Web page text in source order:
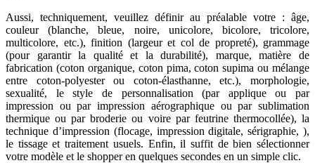
Aussi, techniquement, veuillez définir au préalable votre : âge,
couleur (blanche, bleue, noire, unicolore, bicolore, tricolore,
multicolore, etc.), finition (largeur et col de propreté), grammage
(pour garantir la qualité et la durabilité), marque, matière de
fabrication (coton organique, coton pima, coton supima ou mélange
entre coton-polyester ou coton-élasthanne, etc.), morphologie,
sexualité, le style de personnalisation (par applique ou par
impression ou par impression aérographique ou par sublimation
thermique ou par broderie ou voire par feutrine thermocollée), la
technique d’impression (flocage, impression digitale, sérigraphie, ),
le tissage et traitement usuels. Enfin, il suffit de bien sélectionner
votre modèle et le shopper en quelques secondes en un simple clic.